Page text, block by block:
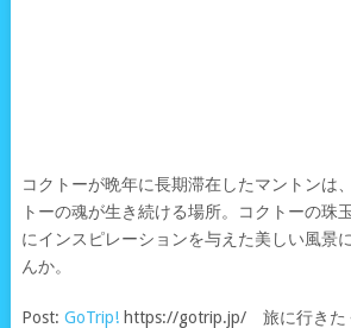
コクトーが晩年に長期滞在したマントンは
トーの魂が生き続ける場所。コクトーの珠
にインスピレーションを与えた美しい風景
んか。
Post: GoTrip!https://gotrip.jp/ 旅に行きた